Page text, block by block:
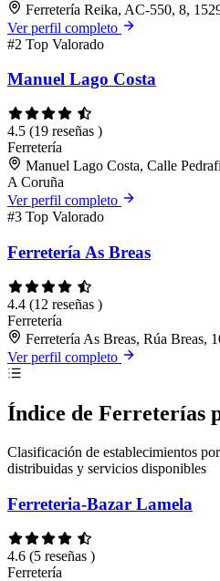
Ferretería Reika, AC-550, 8,
Ver perfil completo
#2 Top Valorado
Manuel Lago Costa
4.5 (19 reseñas )
Ferretería
Manuel Lago Costa, Calle
A Coruña
Ver perfil completo
#3 Top Valorado
Ferretería As Breas
4.4 (12 reseñas )
Ferretería
Ferretería As Breas, Rúa Breas,
Ver perfil completo
Índice de Ferreterías
Clasificación de establecimientos
distribuidas y servicios disponibles
Ferreteria-Bazar Lamela
4.6 (5 reseñas )
Ferretería